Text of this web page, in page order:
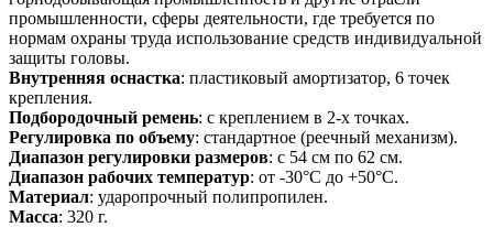
промышленности, сферы деятельности, где требуется по
нормам охраны труда использование средств индивидуальной
защиты головы.
Внутренняя оснастка: пластиковый амортизатор, 6 точек
крепления.
Подбородочный ремень: с креплением в 2-х точках.
Регулировка по объему: стандартное (реечный механизм).
Диапазон регулировки размеров: с 54 см по 62 см.
Диапазон рабочих температур: от -30°C до +50°C.
Материал: ударопрочный полипропилен.
Масса: 320 г.